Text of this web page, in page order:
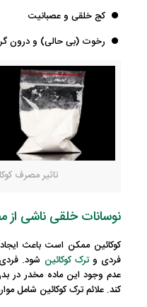
کج خلقی و عصبانیت
رخوت (بی حالی) و درون
تاثیر مصرف
نوسانات خلقی ناشی از
کوکائین ممکن است باعث
فردی وترک کوکائین شود.
عدم وجود این ماده مخدر در
کند. علائم ترک کوکائین شامل